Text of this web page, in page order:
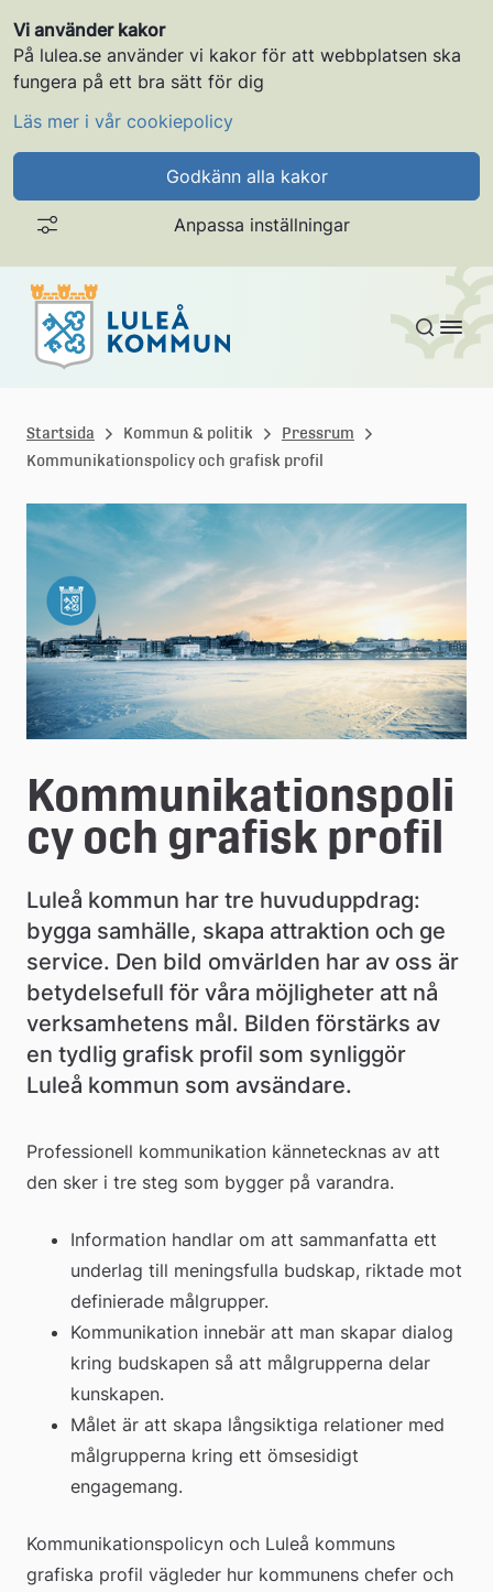
Vi använder kakor
På lulea.se använder vi kakor för att webbplatsen ska
fungera på ett bra sätt för dig
Läs mer i vår cookiepolicy
Godkänn alla kakor
Anpassa inställningar
Gå till innehållet
u
l
e
å
k
o
m
m
u
n
Startsida Kommun & politik
Pressrum
Kommunikationspolicy och grafisk profil
Kommunikationspoli
cy och grafisk profil
Luleå kommun har tre huvuduppdrag:
bygga samhälle, skapa attraktion och ge
service. Den bild omvärlden har av oss är
betydelsefull för våra möjligheter att nå
verksamhetens mål. Bilden förstärks av
en tydlig grafisk profil som synliggör
Luleå kommun som avsändare.
Professionell kommunikation kännetecknas av att
den sker i tre steg som bygger på varandra.
Information handlar om att sammanfatta ett
underlag till meningsfulla budskap, riktade mot
definierade målgrupper.
Kommunikation innebär att man skapar dialog
kring budskapen så att målgrupperna delar
kunskapen.
Målet är att skapa långsiktiga relationer med
målgrupperna kring ett ömsesidigt
engagemang.
Kommunikationspolicyn och Luleå kommuns
grafiska profil vägleder hur kommunens chefer och